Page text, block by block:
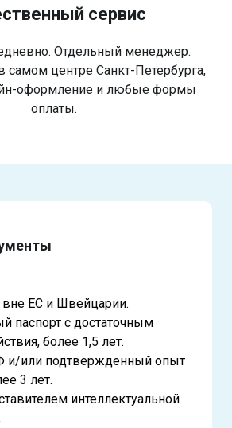
сервис
Отдельный менеджер.
центре Санкт-Петербурга,
оформление и любые формы
оплаты.
вне ЕС и Швейцарии.
паспорт с достаточным
более 1,5 лет.
и/или подтвержденный опыт
3 лет.
интеллектуальной